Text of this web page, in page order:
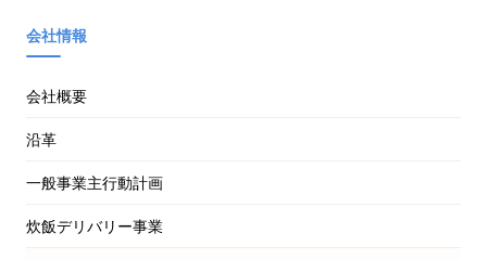
会社情報
会社概要
沿革
一般事業主行動計画
炊飯デリバリー事業